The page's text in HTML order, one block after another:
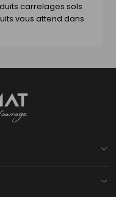
carrelages sols
vous attend dans